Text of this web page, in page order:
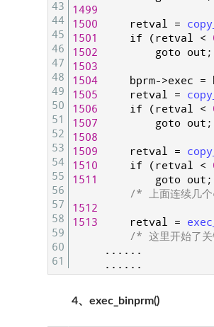
43
44
45
46
47
48
49
50
51
52
53
54
55
56
57
58
59
60
61
1499
1500
retval =
1501
if ( retval <
1502
goto out ;
1503
1504
bprm->exec =
1505
retval =
1506
if ( retval <
1507
goto out ;
1508
1509
retval =
1510
if ( retval <
1511
goto out ;
/* 上面连续几
1512
1513
retval =
/* 这里开始了关
. . . . . .
. . . . . .
4、exec_binprm()